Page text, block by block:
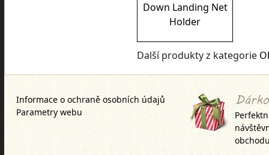
Down Landing Net
Holder
Další produkty z kategorie
Informace o ochraně osobních údajů
Parametry webu